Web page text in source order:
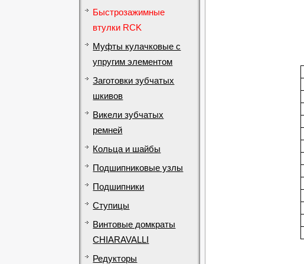
Быстрозажимные
втулки RCK
Муфты кулачковые с
упругим элементом
Заготовки зубчатых
шкивов
Викели зубчатых
ремней
Кольца и шайбы
Подшипниковые узлы
Подшипники
Ступицы
Винтовые домкраты
CHIARAVALLI
Редукторы